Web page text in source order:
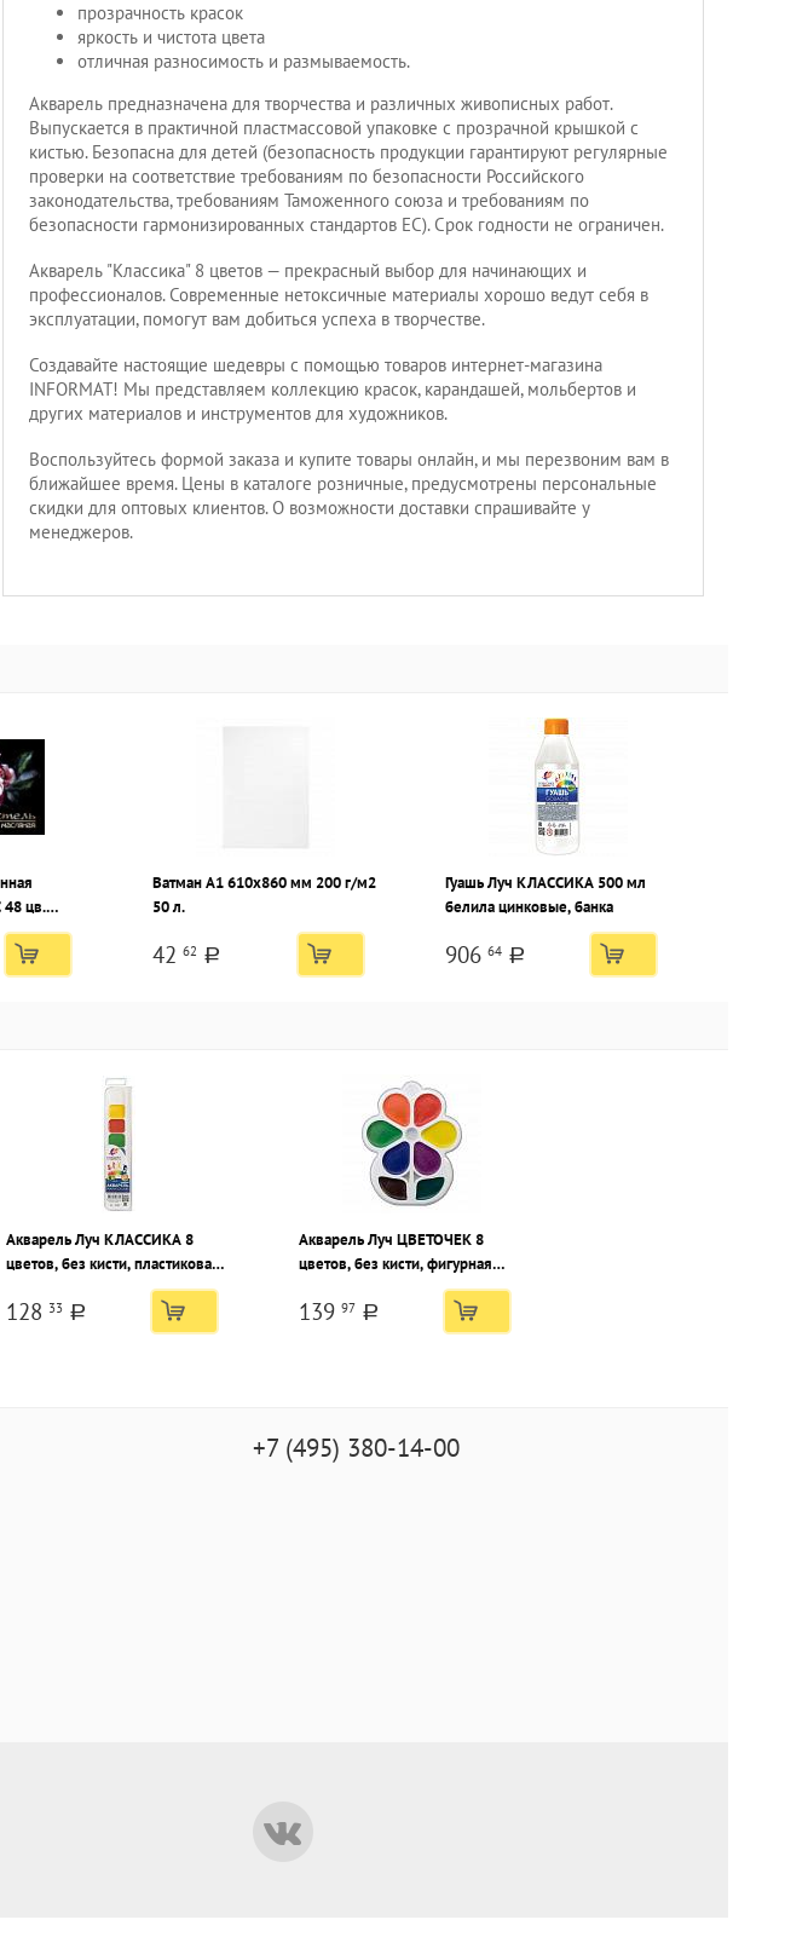
прозрачность красок
яркость и чистота цвета
отличная разносимость и размываемость.
Акварель предназначена для творчества и различных живописных работ.
Выпускается в практичной пластмассовой упаковке с прозрачной крышкой с
кистью. Безопасна для детей (безопасность продукции гарантируют регулярные
проверки на соответствие требованиям по безопасности Российского
законодательства, требованиям Таможенного союза и требованиям по
безопасности гармонизированных стандартов ЕС). Срок годности не ограничен.
Акварель "Классика" 8 цветов — прекрасный выбор для начинающих и
профессионалов. Современные нетоксичные материалы хорошо ведут себя в
эксплуатации, помогут вам добиться успеха в творчестве.
Создавайте настоящие шедевры с помощью товаров интернет-магазина
INFORMAT! Мы представляем коллекцию красок, карандашей, мольбертов и
других материалов и инструментов для художников.
Воспользуйтесь формой заказа и купите товары онлайн, и мы перезвоним вам в
ближайшее время. Цены в каталоге розничные, предусмотрены персональные
скидки для оптовых клиентов. О возможности доставки спрашивайте у
менеджеров.
цв.
Ватман А1 610х860 мм 200 г/м2
50 л.
42 62 a
Гуашь Луч КЛАССИКА 500 мл
белила цинковые, банка
906 64 a
Акварель Луч КЛАССИКА 8
цветов, без кисти, пластиковая
упаковка с европодвесом
128 33 a
Акварель Луч ЦВЕТОЧЕК 8
цветов, без кисти, фигурная
пластиковая упаковка с
европодвесом
139 97 a
+7 (495) 380-14-00